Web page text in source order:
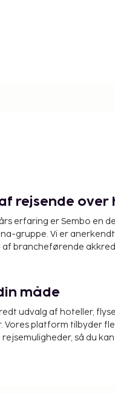
rejsende over
erfaring er Sembo en
gruppe. Vi er
af brancheførende
måde
udvalg af hoteller,
Vores platform tilbyder
så du kan